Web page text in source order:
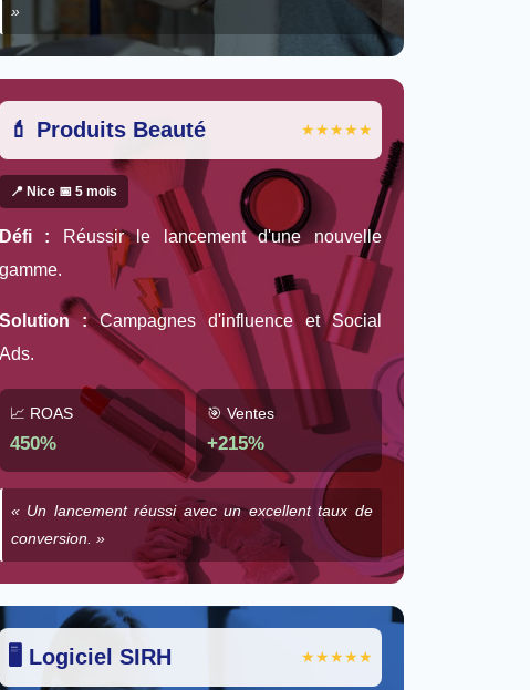
»
💄 Produits Beauté ★★★★★
📍 Nice 📅 5 mois
Défi : Réussir le lancement d'une nouvelle
gamme.
Solution :Campagnes d'influence et Social
Ads.
📈 ROAS
450%
🎯 Ventes
+215%
« Un lancement réussi avec un excellent taux de
conversion. »
🖥️ Logiciel SIRH ★★★★★